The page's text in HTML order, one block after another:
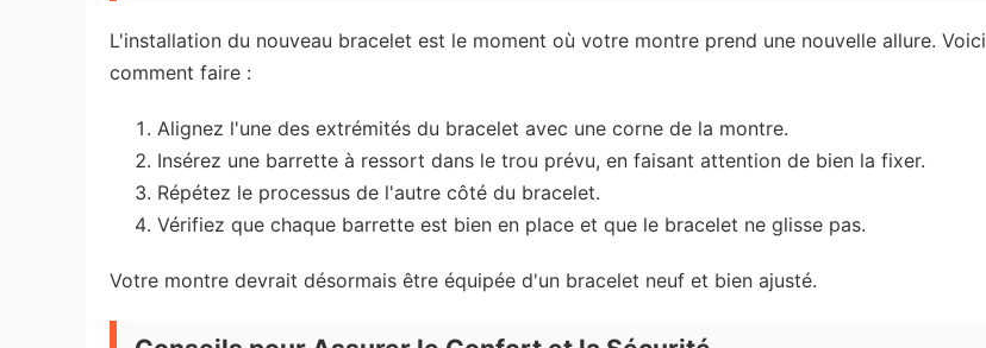
L'installation du nouveau bracelet est le moment où votre montre prend une nouvelle allure. Voici
comment faire :
Alignez l'une des extrémités du bracelet avec une corne de la montre.
Insérez une barrette à ressort dans le trou prévu, en faisant attention de bien la fixer.
Répétez le processus de l'autre côté du bracelet.
Vérifiez que chaque barrette est bien en place et que le bracelet ne glisse pas.
Votre montre devrait désormais être équipée d'un bracelet neuf et bien ajusté.